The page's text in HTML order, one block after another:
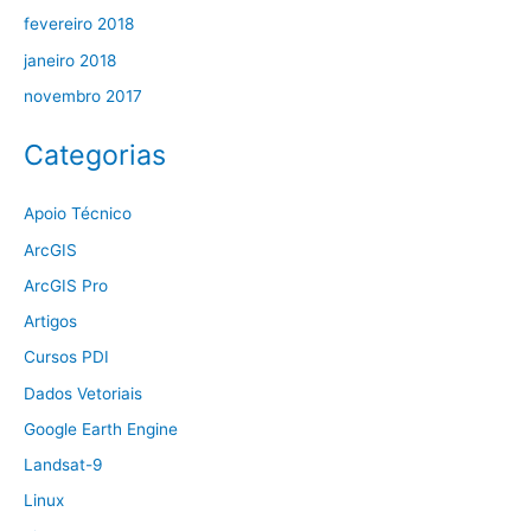
fevereiro 2018
janeiro 2018
novembro 2017
Categorias
Apoio Técnico
ArcGIS
ArcGIS Pro
Artigos
Cursos PDI
Dados Vetoriais
Google Earth Engine
Landsat-9
Linux